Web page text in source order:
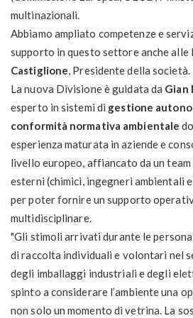
multinazionali.
Abbiamo ampliato competenze e
supporto in questo settore anche alle
Castiglione, Presidente della società.
La nuova Divisione è guidata da Gian
esperto in sistemi di gestione
conformità normativa ambientale
esperienza maturata in aziende e
livello europeo, affiancato da un
esterni (chimici, ingegneri ambientali
per poter fornire un supporto
multidisciplinare.
"Gli stimoli arrivati durante le
di raccolta individuali e volontari nel
degli imballaggi industriali e degli
spinto a considerare l’ambiente una
non solo un momento di vetrina. La